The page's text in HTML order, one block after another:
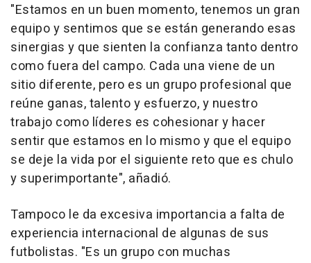
"Estamos en un buen momento, tenemos un gran
equipo y sentimos que se están generando esas
sinergias y que sienten la confianza tanto dentro
como fuera del campo. Cada una viene de un
sitio diferente, pero es un grupo profesional que
reúne ganas, talento y esfuerzo, y nuestro
trabajo como líderes es cohesionar y hacer
sentir que estamos en lo mismo y que el equipo
se deje la vida por el siguiente reto que es chulo
y superimportante", añadió.
Tampoco le da excesiva importancia a falta de
experiencia internacional de algunas de sus
futbolistas. "Es un grupo con muchas